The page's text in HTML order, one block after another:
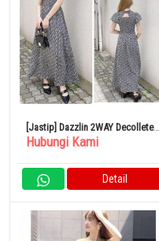
[Jastip] Dazzlin 2WAY Decollete
Gaun Terbuka Ukuran Bebas
Hubungi Kami
Detail